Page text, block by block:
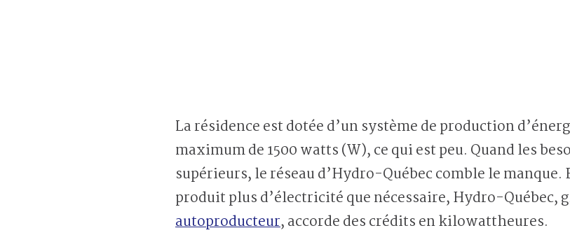
La résidence est dotée d’un système de production
maximum de 1500 watts (W), ce qui est peu. Quand les
supérieurs, le réseau d’Hydro-Québec comble le
produit plus d’électricité que nécessaire, Hydro-Québec,
autoproducteur, accorde des crédits en kilowattheures.